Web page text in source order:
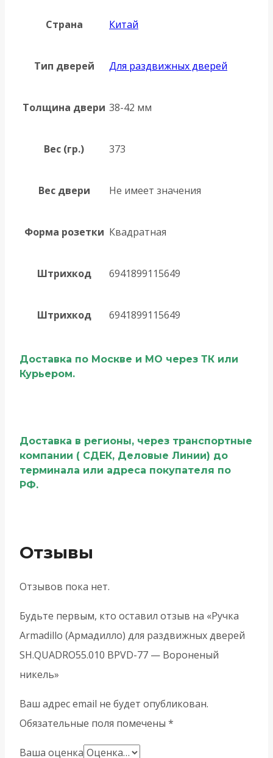
Страна Китай
Тип дверей Для раздвижных дверей
Толщина двери 38-42 мм
Вес (гр.) 373
Вес двери Не имеет значения
Форма розетки Квадратная
Штрихкод 6941899115649
Штрихкод 6941899115649
Доставка по Москве и МО через ТК или
Курьером.
Доставка в регионы, через транспортные
компании ( СДЕК, Деловые Линии) до
терминала или адреса покупателя по
РФ.
Отзывы
Отзывов пока нет.
Будьте первым, кто оставил отзыв на «Ручка
Armadillo (Армадилло) для раздвижных дверей
SH.QUADRO55.010 BPVD-77 — Вороненый
никель»
Ваш адрес email не будет опубликован.
Обязательные поля помечены *
Ваша оценка